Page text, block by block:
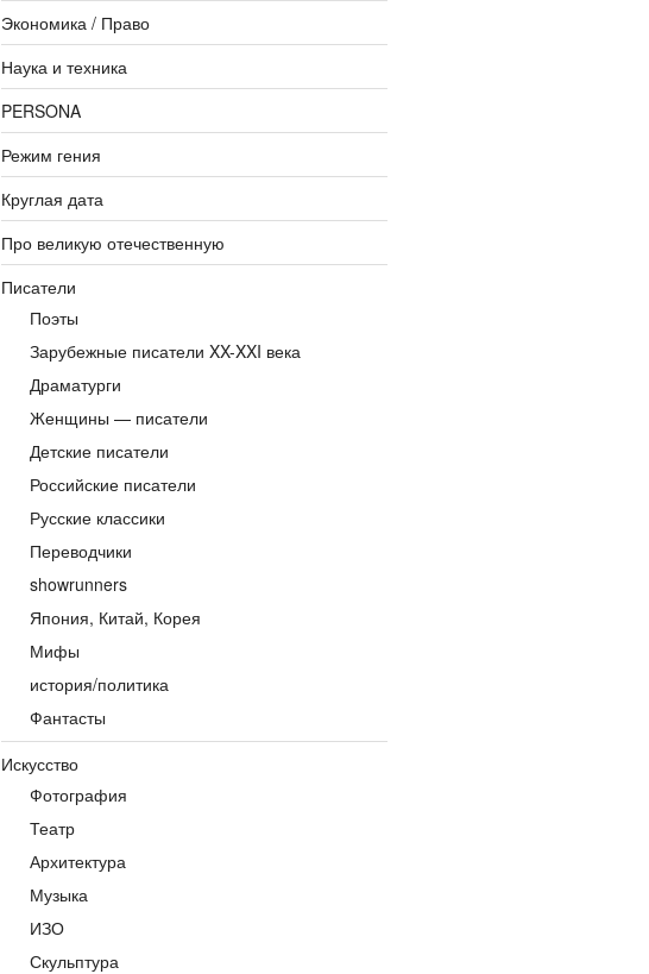
Экономика / Право
Наука и техника
PERSONA
Режим гения
Круглая дата
Про великую отечественную
Писатели
Поэты
Зарубежные писатели XX-XXI века
Драматурги
Женщины — писатели
Детские писатели
Российские писатели
Русские классики
Переводчики
showrunners
Япония, Китай, Корея
Мифы
история/политика
Фантасты
Искусство
Фотография
Театр
Архитектура
Музыка
ИЗО
Скульптура